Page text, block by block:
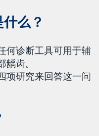
么？
何诊断工具可用于辅
齿。
项研究来回答这一问